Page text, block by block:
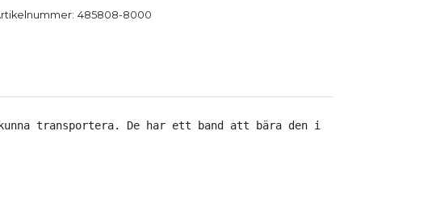
485808-8000
transportera. De har ett band att bära den i.